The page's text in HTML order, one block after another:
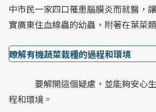
中市民一家四口罹患腦膜炎而就醫，
實廣東住血線蟲的幼蟲，附著在葉菜
瞭解有機蔬菜栽種的過程和環境
要解開這個疑慮，並能夠安心生
程和環境。